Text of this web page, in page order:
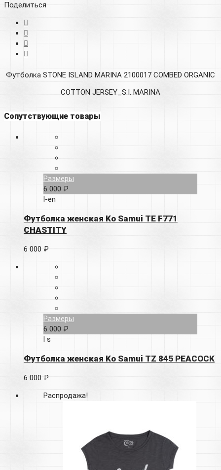
Поделиться
Футболка STONE ISLAND MARINA 2100017 COMBED ORGANIC
COTTON JERSEY_S.I. MARINA
Сопутствующие товары
Размеры
6 000 ₽
l-en
Футболка женская Ko Samui TE F771
CHASTITY
6 000 ₽
Размеры
6 000 ₽
l s
Футболка женская Ko Samui TZ 845 PEACOCK
6 000 ₽
Распродажа!